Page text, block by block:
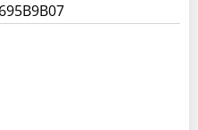
695B9B07